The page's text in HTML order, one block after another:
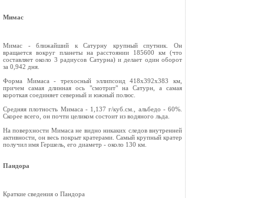
Мимас
Мимас - ближайший к Сатурну крупный спутник. Он
вращается вокруг планеты на расстоянии 185600 км (что
составляет около 3 радиусов Сатурна) и делает один оборот
за 0,942 дня.
Форма Мимаса - трехосный эллипсоид 418х392х383 км,
причем самая длинная ось "смотрит" на Сатурн, а самая
короткая соединяет северный и южный полюс.
Средняя плотность Мимаса - 1,137 г/куб.см., альбедо - 60%.
Скорее всего, он почти целиком состоит из водяного льда.
На поверхности Мимаса не видно никаких следов внутренней
активности, он весь покрыт кратерами. Самый крупный кратер
получил имя Гершель, его диаметр - около 130 км.
Пандора
Краткие сведения о Пандора